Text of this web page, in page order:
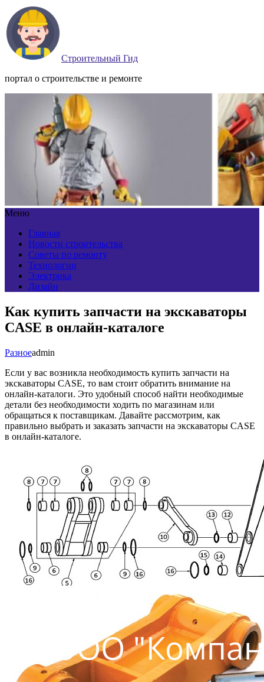
Строительный Гид
портал о строительстве и ремонте
Меню
Главная
Новости строительства
Советы по ремонту
Технологии
Электрика
Дизайн
Как купить запчасти на экскаваторы
CASE в онлайн-каталоге
Разноеadmin
Если у вас возникла необходимость купить запчасти на
экскаваторы CASE, то вам стоит обратить внимание на
онлайн-каталоги. Это удобный способ найти необходимые
детали без необходимости ходить по магазинам или
обращаться к поставщикам. Давайте рассмотрим, как
правильно выбрать и заказать запчасти на экскаваторы CASE
в онлайн-каталоге.